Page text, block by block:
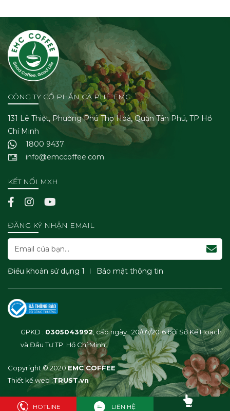
CÔNG TY CỔ PHẦN CÀ PHÊ EMC
131 Lê Thiệt, Phường Phú Thọ Hoà, Quận Tân Phú, TP Hồ
Chí Minh
1800 9437
info@emccoffee.com
KẾT NỐI MXH
ĐĂNG KÝ NHẬN EMAIL
Điều khoản sử dụng 1 Bảo mật thông tin
GPKD : 0305043992 , cấp ngày : 20/07/2016 bởi Sở Kế Hoạch
và Đầu Tư TP. Hồ Chí Minh
Copyright © 2020EMC COFFEE
Thiết kế web :TRUST.vn
Hỗ trợ đặt hàng
1800 9437 (Phím 1)
Hỗ trợ Nhượng Quyền
HOTLINE
Messenger
Zalo ChatLIÊN HỆ